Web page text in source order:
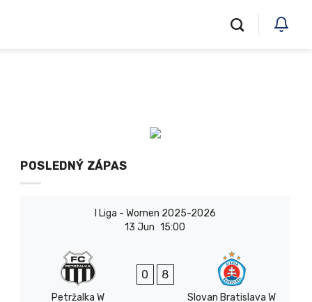
POSLEDNÝ ZÁPAS
I Liga - Women 2025-2026
13 Jun 15:00
Petržalka W
0 8
Slovan Bratislava W